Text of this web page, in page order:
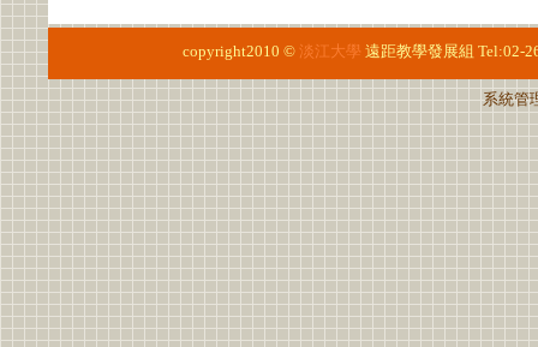
copyright2010 © 淡江大學 遠距教學發展組 Tel:02-
系統管